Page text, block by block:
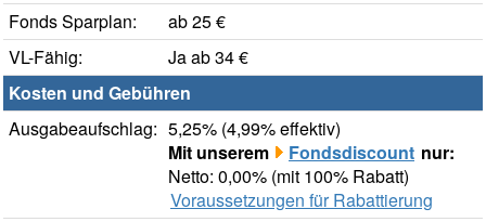
Fonds Sparplan:
ab 25 €
VL-Fähig:
Ja ab 34 €
Kosten und Gebühren
Ausgabeaufschlag: 5,25% (4,99% effektiv)
Mit unserem
Fondsdiscount nur:
Netto: 0,00% (mit 100% Rabatt)
Voraussetzungen für Rabattierung